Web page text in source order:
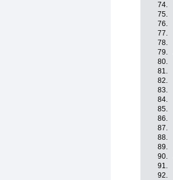
74.
75.
76.
77.
78.
79.
80.
81.
82.
83.
84.
85.
86.
87.
88.
89.
90.
91.
92.